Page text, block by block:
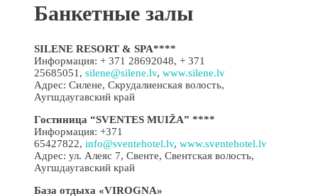
Банкетные залы
SILENE RESORT & SPA****
Информация: + 371 28692048, + 371
25685051, silene@silene.lv, www.silene.lv
Адрес: Силене, Скрудалиенская волость,
Аугшдаугавский край
Гостиница “SVENTES MUIŽA” ****
Информация: +371
65427822, info@sventehotel.lv, www.sventehotel.lv
Адрес: ул. Алеяс 7, Свенте, Свентская волость,
Аугшдаугавский край
База отдыха «VIROGNA»